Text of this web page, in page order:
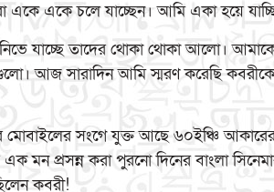
একে একে চলে যাচ্ছেন। আমি একা হয়ে
যাচ্ছে তাদের থোকা থোকা আলো।
আজ সারাদিন আমি স্মরণ করেছি
সংগে যুক্ত আছে ৬০ইঞ্চি আকারের
মন প্রসন্ন করা পুরনো দিনের বাংলা
কবরী!